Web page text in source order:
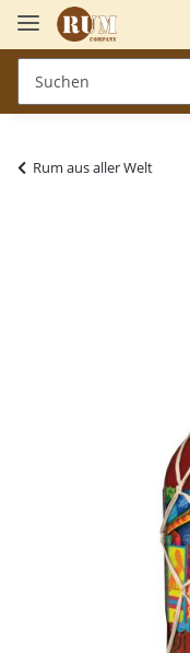
Rum aus aller Welt